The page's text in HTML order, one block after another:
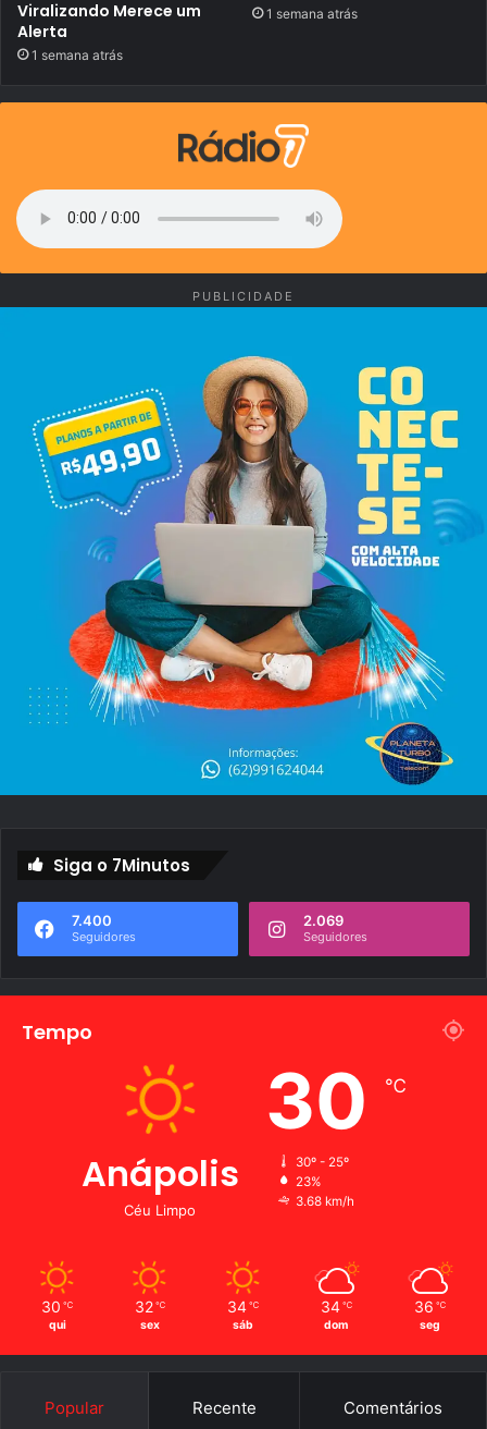
Viralizando Merece um
Alerta
1 semana atrás
1 semana atrás
PUBLICIDADE
Siga o 7Minutos
7.400
Seguidores
2.069
Seguidores
Tempo
Anápolis
Céu Limpo
30 ℃
30º - 25º
23%
3.68 km/h
30 ℃
qui
32 ℃
sex
34 ℃
sáb
34 ℃
dom
36 ℃
seg
Popular Recente Comentários